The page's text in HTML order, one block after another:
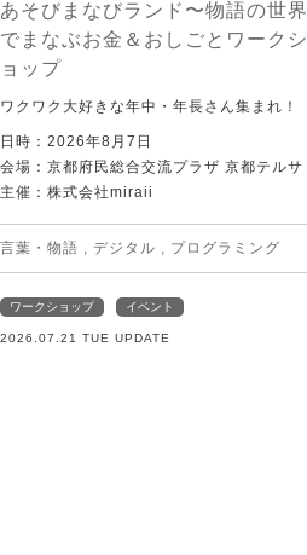
あそびまなびランド〜物語の世界
でまなぶお金＆おしごとワークシ
ョップ
ワクワク大好きな年中・年長さん集まれ！
日時：2026年8月7日
会場：京都府民総合交流プラザ 京都テルサ
主催：株式会社miraii
言葉・物語 , デジタル , プログラミング
ワークショップ イベント
2026.07.21 TUE UPDATE